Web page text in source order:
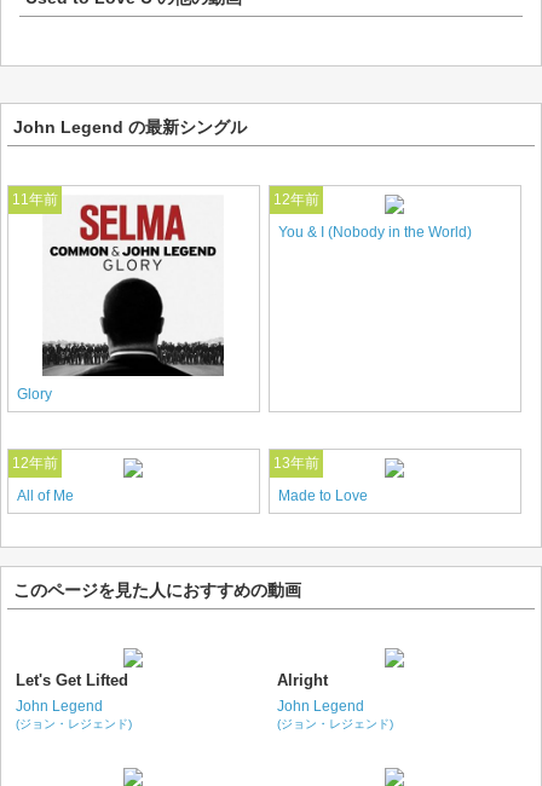
John Legend の最新シングル
11年前
Glory
12年前
You & I (Nobody in the World)
12年前
All of Me
13年前
Made to Love
このページを見た人におすすめの動画
Let's Get Lifted
John Legend
(ジョン・レジェンド)
Alright
John Legend
(ジョン・レジェンド)